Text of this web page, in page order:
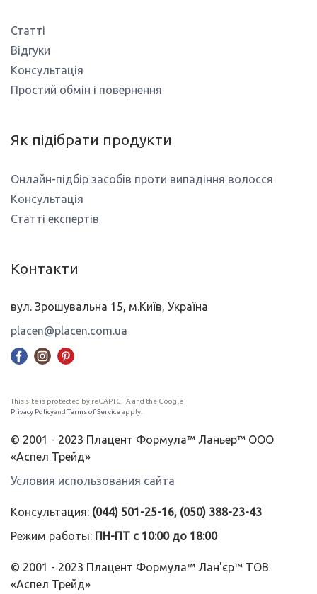
Статті
Відгуки
Консультація
Простий обмін і повернення
Як підібрати продукти
Онлайн-підбір засобів проти випадіння волосся
Консультація
Статті експертів
Контакти
вул. Зрошувальна 15, м.Київ, Україна
placen@placen.com.ua
This site is protected by reCAPTCHA and the Google
Privacy Policyand Terms of Serviceapply.
© 2001 - 2023 Плацент Формула™ Ланьер™ ООО
«Аспел Трейд»
Условия использования сайта
Консультация: (044) 501-25-16, (050) 388-23-43
Режим работы: ПН-ПТ с 10:00 до 18:00
© 2001 - 2023 Плацент Формула™ Лан'єр™ ТОВ
«Аспел Трейд»